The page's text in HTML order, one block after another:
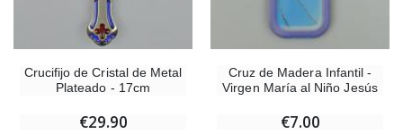
Crucifijo de Cristal de Metal
Plateado - 17cm
€29.90
Cruz de Madera Infantil -
Virgen María al Niño Jesús
€7.00